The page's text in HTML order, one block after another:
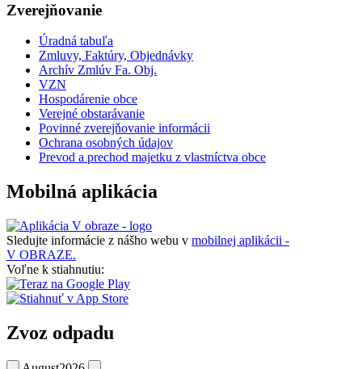
Zverejňovanie
Úradná tabuľa
Zmluvy, Faktúry, Objednávky
Archív Zmlúv Fa. Obj.
VZN
Hospodárenie obce
Verejné obstarávanie
Povinné zverejňovanie informácii
Ochrana osobných údajov
Prevod a prechod majetku z vlastníctva obce
Mobilná aplikácia
Sledujte informácie z nášho webu v mobilnej aplikácii -
V OBRAZE.
Voľne k stiahnutiu:
Zvoz odpadu